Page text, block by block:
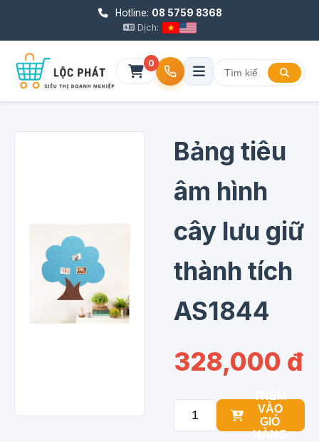
Hotline: 08 5759 8368
Dịch:
0
Bảng tiêu
âm hình
cây lưu giữ
thành tích
AS1844
328,000 đ
VÀO
GIỎ
HÀNG